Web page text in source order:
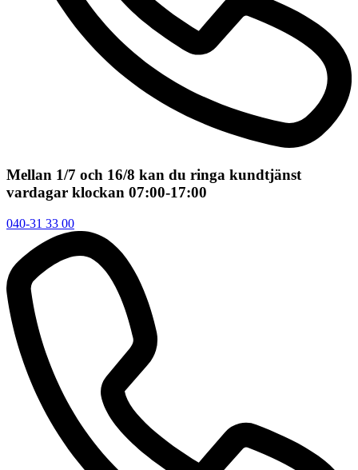
Mellan 1/7 och 16/8 kan du ringa kundtjänst
vardagar klockan 07:00-17:00
040-31 33 00